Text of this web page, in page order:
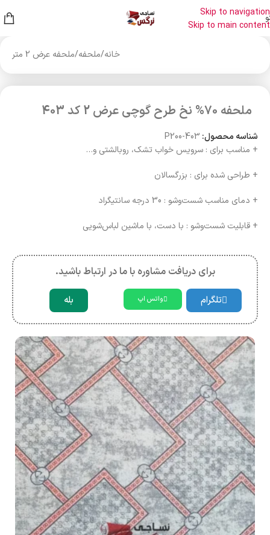
Skip to navigation
Skip to main content
خانه/ملحفه/ملحفه عرض 2 متر
ملحفه 70% نخ طرح گوچی عرض 2 کد 403
شناسه محصول: P200-403
+ مناسب برای : سرویس خواب تشک، روبالشتی و…
+ طراحی شده برای : بزرگسالان
+ دمای مناسب شست‌وشو : 30 درجه سانتیگراد
+ قابلیت شست‌وشو : با دست، با ماشین لباس‌شویی
برای دریافت مشاوره با ما در ارتباط باشید.
تلگرام واتس اپ بله